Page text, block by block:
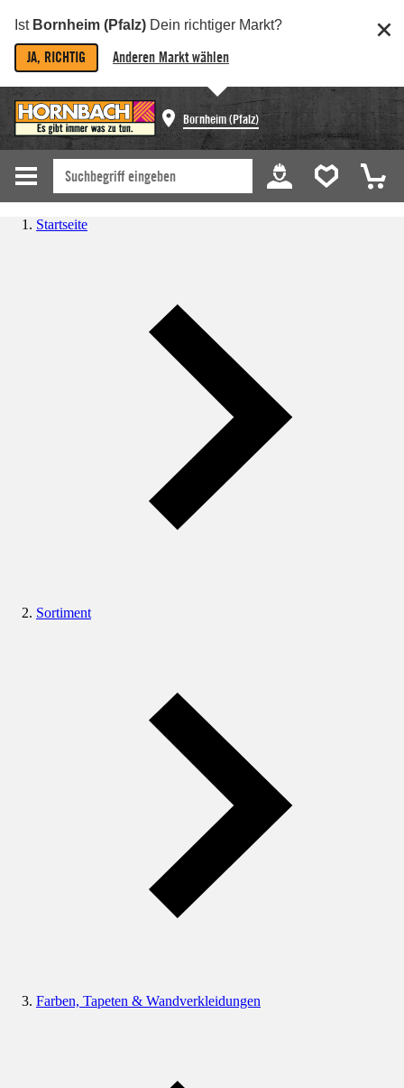
Ist Bornheim (Pfalz) Dein richtiger Markt?
JA, RICHTIG Anderen Markt wählen
Bornheim (Pfalz)
Startseite
Sortiment
Farben, Tapeten & Wandverkleidungen